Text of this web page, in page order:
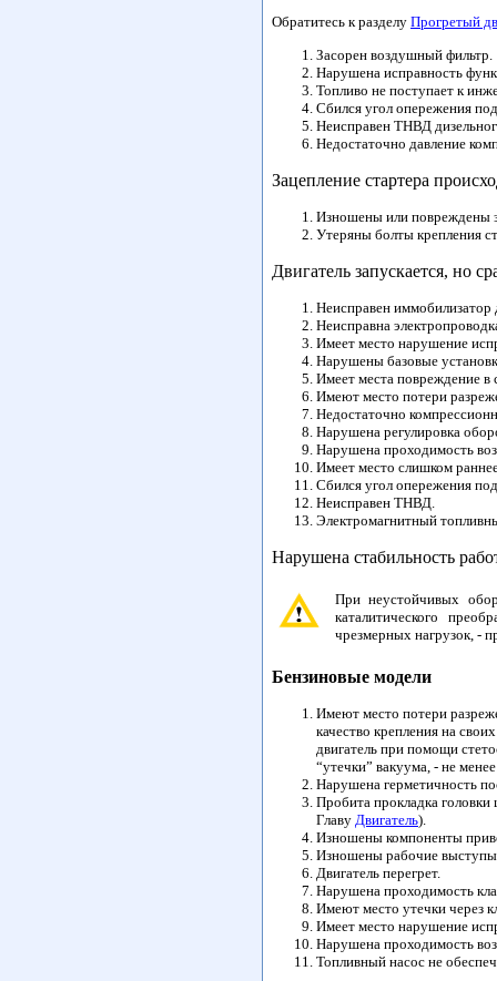
Обратитесь к разделу Прогретый
Засорен воздушный фильтр.
Нарушена исправность
Топливо не поступает к
Сбился угол опережения
Неисправен ТНВД
Недостаточно давление
Зацепление стартера
Изношены или повреждены
Утеряны болты крепления
Двигатель запускается, но
Неисправен иммобилизатор
Неисправна
Имеет место нарушение
Нарушены базовые
Имеет места повреждение в
Имеют место потери
Недостаточно
Нарушена регулировка
Нарушена проходимость
Имеет место слишком
Сбился угол опережения
Неисправен ТНВД.
Электромагнитный
Нарушена стабильность
При неустойчивых
каталитического
чрезмерных нагрузок, -
Бензиновые модели
Имеют место потери
качество крепления на
двигатель при помощи
“утечки” вакуума, - не
Нарушена герметичность
Пробита прокладка головки
Главу Двигатель).
Изношены компоненты
Изношены рабочие выступы
Двигатель перегрет.
Нарушена проходимость
Имеют место утечки через
Имеет место нарушение
Нарушена проходимость
Топливный насос не